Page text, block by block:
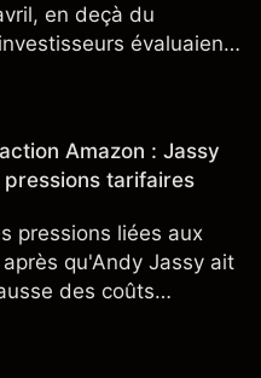
en deçà du
évaluaient
stocks et les projets
objectifs de cours
Amazon : Jassy
tarifaires
pressions liées aux
qu'Andy Jassy ait
des coûts
se répercuter sur